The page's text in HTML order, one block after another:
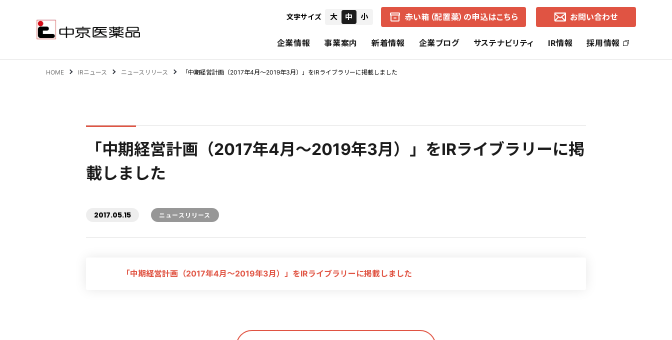
文字サイズ 大 中 小 赤い箱（配置薬）の申込はこちら お問い合わせ
企業情報
企業情報 中京医薬品の歩み 各地営業所（所在地・地図）
事業案内
保険事業
新着情報 企業ブログ サステナビリティ
CSRの理念 基本的CSR 事業的CSR 選択的CSR
IR情報
IR情報 決算短信 招集通知・決議通知 有価証券報告書
採用情報
HOME IRニュース ニュースリリース 「中期経営計画（2017年4月～2019年3月）」をIRライブラリーに掲載しました
「中期経営計画（2017年4月～2019年3月）」をIRライブラリーに掲
載しました
2017.05.15 ニュースリリース
「中期経営計画（2017年4月～2019年3月）」をIRライブラリーに掲載しました